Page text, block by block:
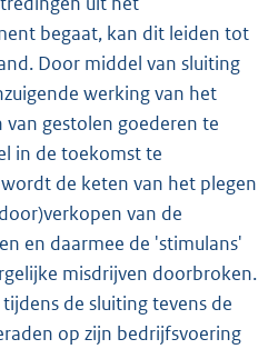
begaat, kan dit leiden tot
Door middel van sluiting
werking van het
gestolen goederen te
in de toekomst te
de keten van het plegen
van de
en daarmee de 'stimulans'
misdrijven doorbroken.
de sluiting tevens de
op zijn bedrijfsvoering